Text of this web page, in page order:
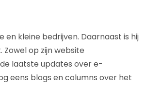
kleine bedrijven. Daarnaast is hij
op zijn website
laatste updates over e-
eens blogs en columns over het